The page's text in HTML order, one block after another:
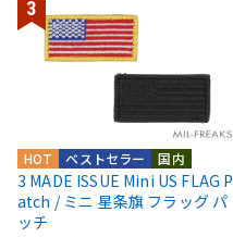
国内
ベストセラー
HOT
3 MADE ISSUE Mini US FLAG P
atch / ミニ 星条旗 フラッグ パ
ッチ